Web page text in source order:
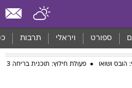
ספורט ויראלי תרבות
הובס ושואו פעולת חילוץ: תוכנית בריחה 3